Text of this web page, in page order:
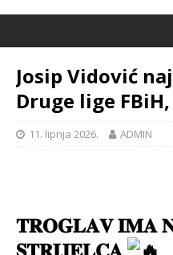
Josip Vidović
Druge lige
11. lipnja 2026. ADMIN
𝐓𝐑𝐎𝐆𝐋𝐀𝐕 𝐈𝐌𝐀